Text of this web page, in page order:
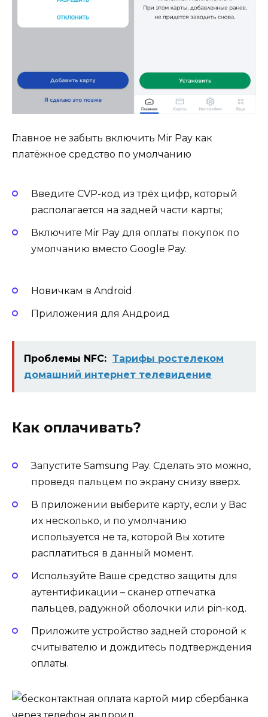
Главное не забыть включить Mir Pay как
платёжное средство по умолчанию
Введите CVP-код из трёх цифр, который
располагается на задней части карты;
Включите Mir Pay для оплаты покупок по
умолчанию вместо Google Pay.
Новичкам в Android
Приложения для Андроид
Проблемы NFC: Тарифы ростелеком
домашний интернет телевидение
Как оплачивать?
Запустите Samsung Pay. Сделать это можно,
проведя пальцем по экрану снизу вверх.
В приложении выберите карту, если у Вас
их несколько, и по умолчанию
используется не та, которой Вы хотите
расплатиться в данный момент.
Используйте Ваше средство защиты для
аутентификации – сканер отпечатка
пальцев, радужной оболочки или pin-код.
Приложите устройство задней стороной к
считывателю и дождитесь подтверждения
оплаты.